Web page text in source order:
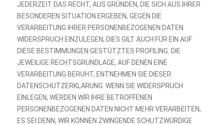
JEDERZEIT DAS RECHT, AUS GRÜNDEN, DIE SICH AUS IHRER
BESONDEREN SITUATION ERGEBEN, GEGEN DIE
VERARBEITUNG IHRER PERSONENBEZOGENEN DATEN
WIDERSPRUCH EINZULEGEN; DIES GILT AUCH FÜR EIN AUF
DIESE BESTIMMUNGEN GESTÜTZTES PROFILING. DIE
JEWEILIGE RECHTSGRUNDLAGE, AUF DENEN EINE
VERARBEITUNG BERUHT, ENTNEHMEN SIE DIESER
DATENSCHUTZERKLÄRUNG. WENN SIE WIDERSPRUCH
EINLEGEN, WERDEN WIR IHRE BETROFFENEN
PERSONENBEZOGENEN DATEN NICHT MEHR VERARBEITEN,
ES SEI DENN, WIR KÖNNEN ZWINGENDE SCHUTZWÜRDIGE